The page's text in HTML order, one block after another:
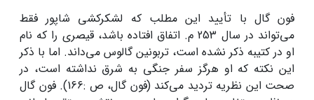
فون گال با تأیید این مطلب که لشکرکشی شاپور فقط
می‌تواند در سال 253 م. اتفاق افتاده باشد، قیصری را که نام
او در کتیبه ذکر نشده است، تربونین گالوس می‌داند. اما با ذکر
این نکته که او هرگز سفر جنگی به شرق نداشته است، در
صحت این نظریه تردید می‌کند (فون گال، ص :166). فون گال